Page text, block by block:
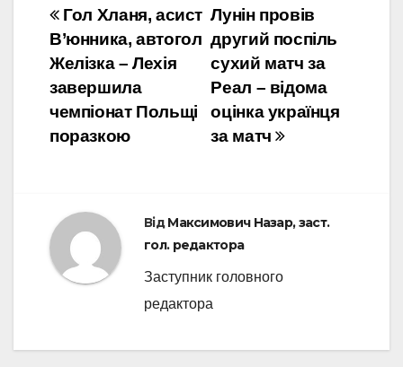
Навігація
записів
Лунін провів
другий поспіль
сухий матч за
Реал – відома
оцінка українця
за матч
Гол Хланя, асист
В’юнника, автогол
Желізка – Лехія
завершила
чемпіонат Польщі
поразкою
ВідМаксимович Назар, заст.
гол. редактора
Заступник головного
редактора